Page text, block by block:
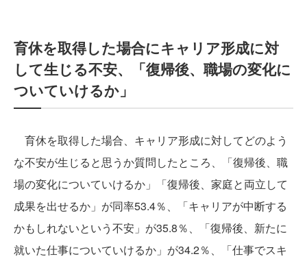
育休を取得した場合にキャリア形成に対
して生じる不安、「復帰後、職場の変化に
ついていけるか」
育休を取得した場合、キャリア形成に対してどのよう
な不安が生じると思うか質問したところ、「復帰後、職
場の変化についていけるか」「復帰後、家庭と両立して
成果を出せるか」が同率53.4％、「キャリアが中断する
かもしれないという不安」が35.8％、「復帰後、新たに
就いた仕事についていけるか」が34.2％、「仕事でスキ